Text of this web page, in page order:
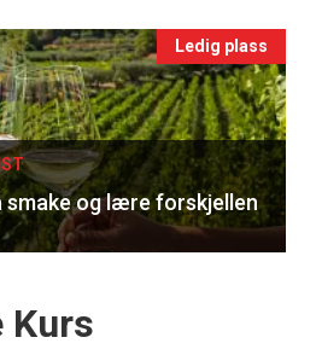
Ledig plass
smake og lære forskjellen
Kurs